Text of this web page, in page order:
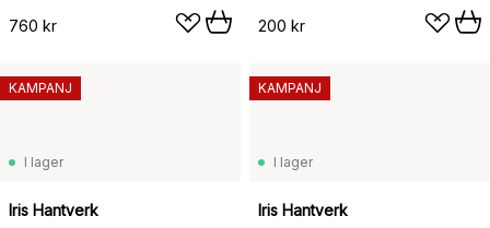
760 kr
200 kr
I lager
Iris Hantverk
KAMPANJ
I lager
Iris Hantverk
KAMPANJ